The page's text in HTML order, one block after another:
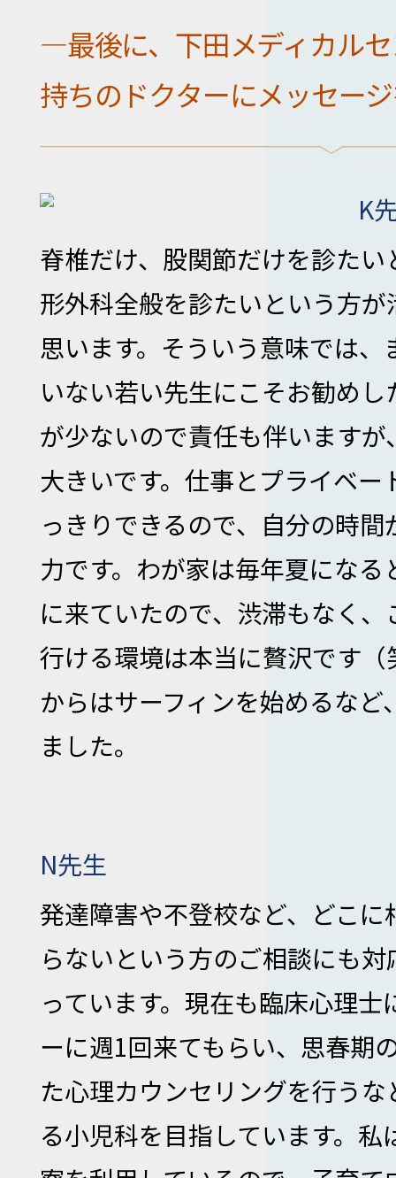
―最後に、下田メディカル
持ちのドクターにメッセー
K
脊椎だけ、股関節だけを診た
形外科全般を診たいという方
思います。そういう意味では、
いない若い先生にこそお勧め
が少ないので責任も伴います
大きいです。仕事とプライベ
っきりできるので、自分の時
力です。わが家は毎年夏にな
に来ていたので、渋滞もなく
行ける環境は本当に贅沢です
からはサーフィンを始めるなど
ました。
N先生
発達障害や不登校など、どこ
らないという方のご相談にも
っています。現在も臨床心理
ーに週1回来てもらい、思春期
た心理カウンセリングを行う
る小児科を目指しています。